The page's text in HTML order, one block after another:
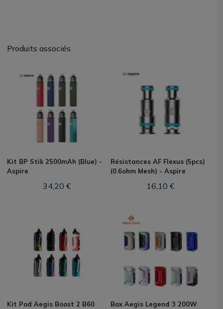
Produits associés
Kit BP Stik 2500mAh (Blue) -
Aspire
34,20 €
Résistances AF Flexus (5pcs)
(0.6ohm Mesh) - Aspire
16,10 €
Kit Pod Aegis Boost 2 B60
Box Aegis Legend 3 200W